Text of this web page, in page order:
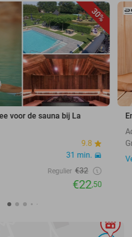
30%
voor de sauna bij La
9.8
31 min.
Regulier €32
€22,50